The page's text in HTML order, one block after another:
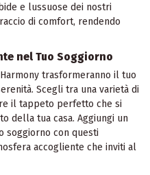
e lussuose dei nostri
di comfort, rendendo
nel Tuo Soggiorno
trasformeranno il tuo
Scegli tra una varietà di
il tappeto perfetto che si
della tua casa. Aggiungi un
soggiorno con questi
accogliente che inviti al